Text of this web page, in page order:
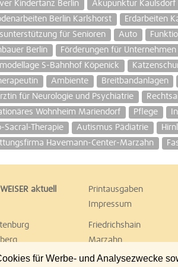
für Werbe- und Analysezwecke
Kindertanz Berlin
Akupunktur Kaulsdorf
Berlin Karlshorst
Erdarbeiten
für Senioren
Auto
Berlin
Förderungen für
S-Bahnhof Köpenick
Ambiente Breitbandanlagen
für Neurologie und Psychiatrie
Wohnheim Mariendorf
Pflege
Sacral-Therapie
Autismus Pädiatrie
Havemann-Center-Marzahn
aktuell Printausgaben
Impressum
Friedrichshain
Marzahn
Schöneberg